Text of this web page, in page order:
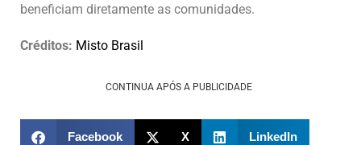
beneficiam diretamente as comunidades.
Créditos: Misto Brasil
CONTINUA APÓS A PUBLICIDADE
Facebook X LinkedIn